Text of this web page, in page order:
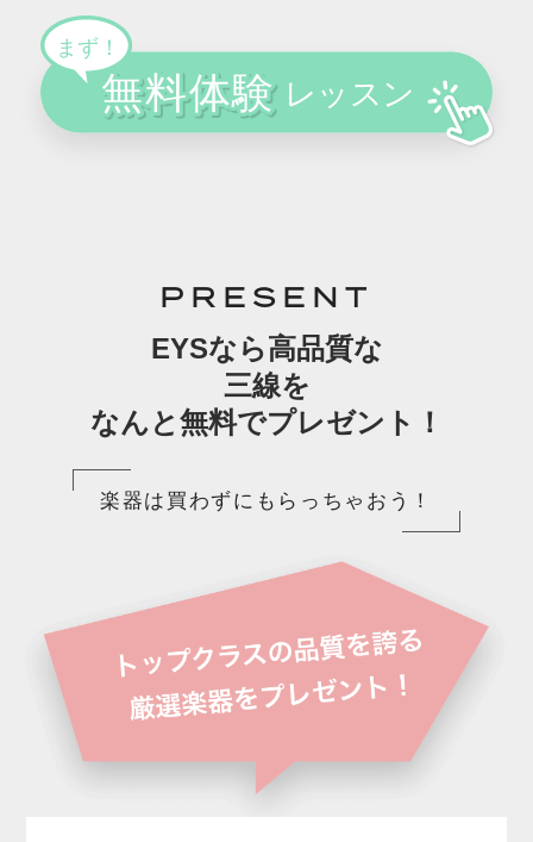
PRESENT
EYSなら高品質な
三線を
なんと無料でプレゼント！
楽器は買わずにもらっちゃおう！